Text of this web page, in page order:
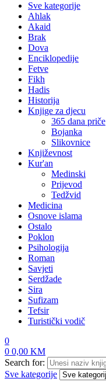
Sve kategorije
Ahlak
Akaid
Brak
Dova
Enciklopedije
Fetve
Fikh
Hadis
Historija
Knjige za djecu
365 dana priče
Bojanka
Slikovnice
Književnost
Kur'an
Medinski
Prijevod
Tedžvid
Medicina
Osnove islama
Ostalo
Poklon
Psihologija
Roman
Savjeti
Serdžade
Sira
Sufizam
Tefsir
Turistički vodič
0
0 0,00 KM
Search for:
Sve kategorije